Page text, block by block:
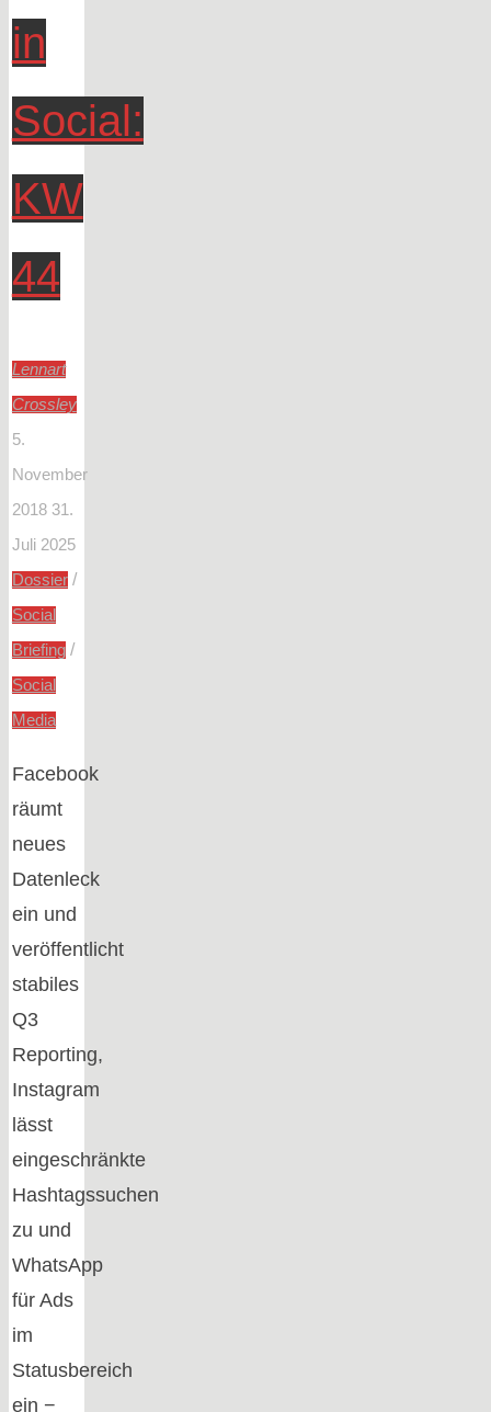
in
Social:
KW
44
Lennart
Crossley
5.
November
2018 31.
Juli 2025
Dossier/
Social
Briefing/
Social
Media
Facebook
räumt
neues
Datenleck
ein und
veröffentlicht
stabiles
Q3
Reporting,
Instagram
lässt
eingeschränkte
Hashtagssuchen
zu und
WhatsApp
für Ads
im
Statusbereich
ein −